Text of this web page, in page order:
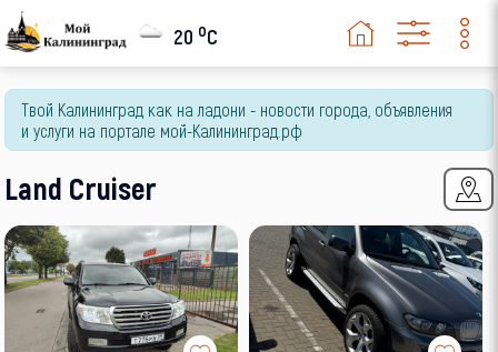
Volvo
ВАЗ (LADA)
ГАЗ
20 oC
Твой Калининград как на ладони - новости города, объявления
и услуги на портале мой-Калининград.рф
Land Cruiser